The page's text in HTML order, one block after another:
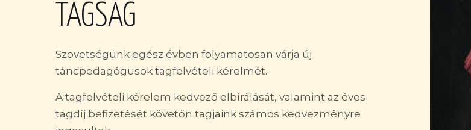
TAGSÁG
Szövetségünk egész évben folyamatosan várja új
táncpedagógusok tagfelvételi kérelmét.
A tagfelvételi kérelem kedvező elbírálását, valamint az éves
tagdíj befizetését követőn tagjaink számos kedvezményre